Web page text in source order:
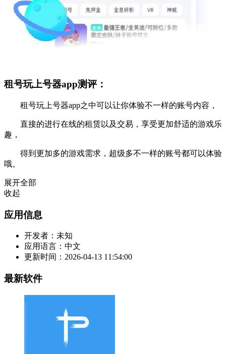
租号玩上号器app测评：
租号玩上号器app之中可以让你体验不一样的账号内容，
直接的进行在线的租赁以及交易，享受更加舒适的游戏乐
趣，
得到更加多的游戏需求，超级多不一样的账号都可以体验
哦。
展开全部
收起
应用信息
开发者： 未知
应用语言： 中文
更新时间： 2026-04-13 11:54:00
最新软件